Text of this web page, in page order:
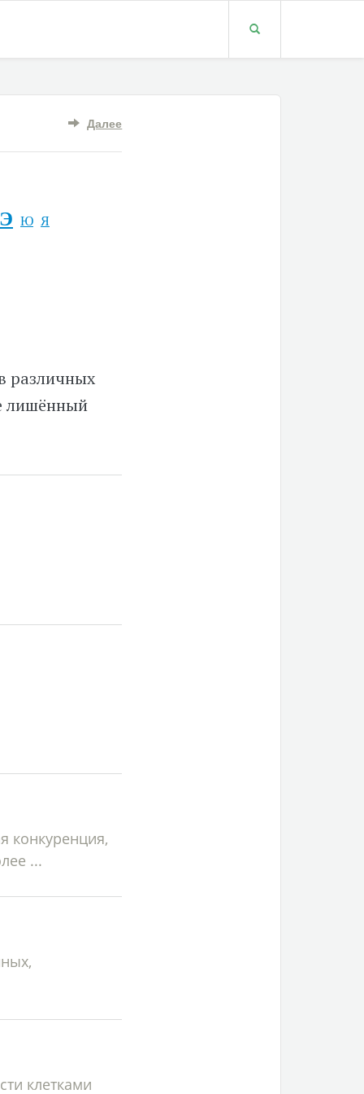
Далее
Э Ю Я
различных
лишённый
конкуренция,
...
клетками